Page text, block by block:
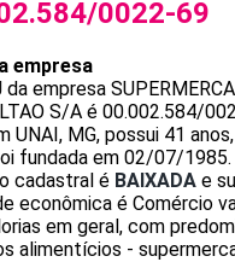
0022-69
empresa
da empresa
S/A é 00.002.584/
UNAI, MG, possui 41
fundada em 02/07/1985.
cadastral é BAIXADA e
econômica é Comércio
em geral, com
alimentícios -